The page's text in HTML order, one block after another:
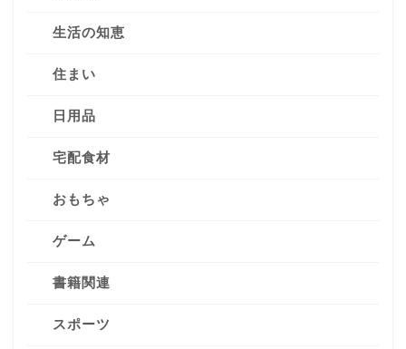
生活の知恵
住まい
日用品
宅配食材
おもちゃ
ゲーム
書籍関連
スポーツ